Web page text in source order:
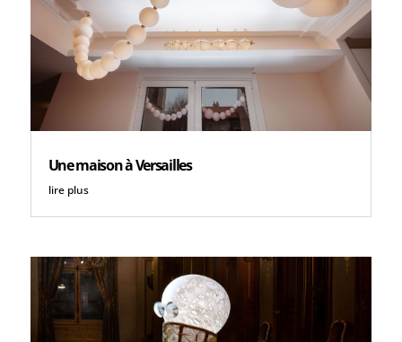
Une maison à Versailles
lire plus